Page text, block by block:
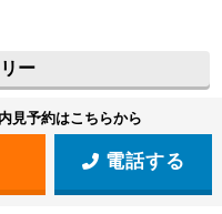
ー
見予約はこちらから
電話する